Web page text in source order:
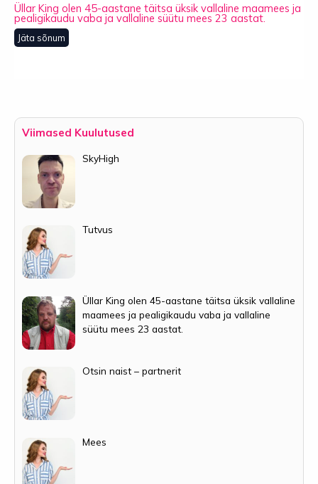
Üllar King olen 45-aastane täitsa üksik vallaline maamees ja
pealigikaudu vaba ja vallaline süütu mees 23 aastat.
Jäta sõnum
Viimased Kuulutused
SkyHigh
Tutvus
Üllar King olen 45-aastane täitsa üksik vallaline
maamees ja pealigikaudu vaba ja vallaline
süütu mees 23 aastat.
Otsin naist – partnerit
Mees